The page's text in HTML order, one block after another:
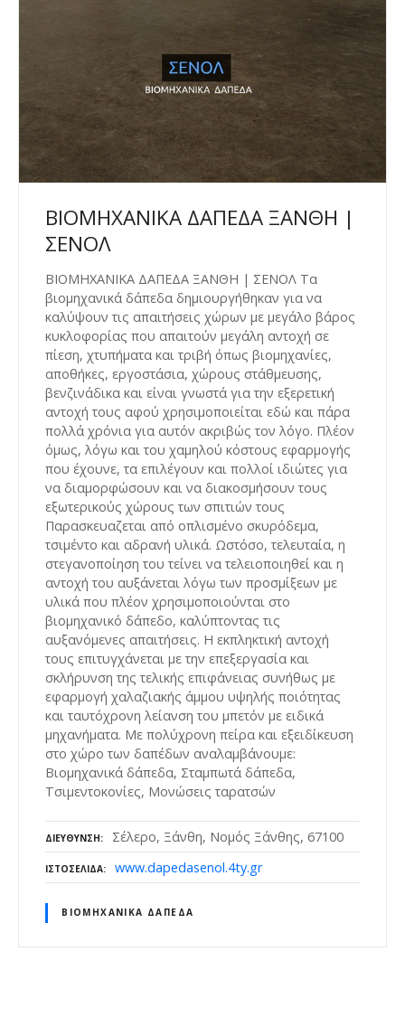
ΒΙΟΜΗΧΑΝΙΚΑ ΔΑΠΕΔΑ ΞΑΝΘΗ |
ΣΕΝΟΛ
ΒΙΟΜΗΧΑΝΙΚΑ ΔΑΠΕΔΑ ΞΑΝΘΗ | ΣΕΝΟΛ Τα
βιομηχανικά δάπεδα δημιουργήθηκαν για να
καλύψουν τις απαιτήσεις χώρων με μεγάλο βάρος
κυκλοφορίας που απαιτούν μεγάλη αντοχή σε
πίεση, χτυπήματα και τριβή όπως βιομηχανίες,
αποθήκες, εργοστάσια, χώρους στάθμευσης,
βενζινάδικα και είναι γνωστά για την εξερετική
αντοχή τους αφού χρησιμοποιείται εδώ και πάρα
πολλά χρόνια για αυτόν ακριβώς τον λόγο. Πλέον
όμως, λόγω και του χαμηλού κόστους εφαρμογής
που έχουνε, τα επιλέγουν και πολλοί ιδιώτες για
να διαμορφώσουν και να διακοσμήσουν τους
εξωτερικούς χώρους των σπιτιών τους
Παρασκευαζεται από οπλισμένο σκυρόδεμα,
τσιμέντο και αδρανή υλικά. Ωστόσο, τελευταία, η
στεγανοποίηση του τείνει να τελειοποιηθεί και η
αντοχή του αυξάνεται λόγω των προσμίξεων με
υλικά που πλέον χρησιμοποιούνται στο
βιομηχανικό δάπεδο, καλύπτοντας τις
αυξανόμενες απαιτήσεις. Η εκπληκτική αντοχή
τους επιτυγχάνεται με την επεξεργασία και
σκλήρυνση της τελικής επιφάνειας συνήθως με
εφαρμογή χαλαζιακής άμμου υψηλής ποιότητας
και ταυτόχρονη λείανση του μπετόν με ειδικά
μηχανήματα. Με πολύχρονη πείρα και εξειδίκευση
στο χώρο των δαπέδων αναλαμβάνουμε:
Βιομηχανικά δάπεδα, Σταμπωτά δάπεδα,
Τσιμεντοκονίες, Μονώσεις ταρατσών
ΔΙΕΎΘΥΝΣΗ Σέλερο, Ξάνθη, Νομός Ξάνθης, 67100
ΙΣΤΟΣΕΛΊΔΑ www.dapedasenol.4ty.gr
ΒΙΟΜΗΧΑΝΙΚΆ ΔΆΠΕΔΑ